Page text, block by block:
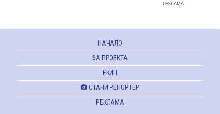
РЕКЛАМА
НАЧАЛО
ЗА ПРОЕКТА
ЕКИП
СТАНИ РЕПОРТЕР
РЕКЛАМА